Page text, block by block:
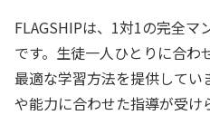
FLAGSHIPは、1対1の完全
です。生徒一人ひとりに合わ
最適な学習方法を提供してい
や能力に合わせた指導が受け